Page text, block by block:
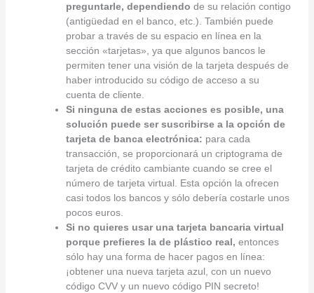
preguntarle, dependiendo de su relación contigo
(antigüedad en el banco, etc.). También puede
probar a través de su espacio en línea en la
sección «tarjetas», ya que algunos bancos le
permiten tener una visión de la tarjeta después de
haber introducido su código de acceso a su
cuenta de cliente.
Si ninguna de estas acciones es posible, una
solución puede ser suscribirse a la opción de
tarjeta de banca electrónica: para cada
transacción, se proporcionará un criptograma de
tarjeta de crédito cambiante cuando se cree el
número de tarjeta virtual. Esta opción la ofrecen
casi todos los bancos y sólo debería costarle unos
pocos euros.
Si no quieres usar una tarjeta bancaria virtual
porque prefieres la de plástico real, entonces
sólo hay una forma de hacer pagos en línea:
¡obtener una nueva tarjeta azul, con un nuevo
código CVV y un nuevo código PIN secreto!